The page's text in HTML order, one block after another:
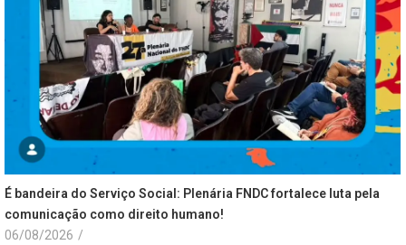
É bandeira do Serviço Social: Plenária FNDC fortalece luta pela
comunicação como direito humano!
06/08/2026 /